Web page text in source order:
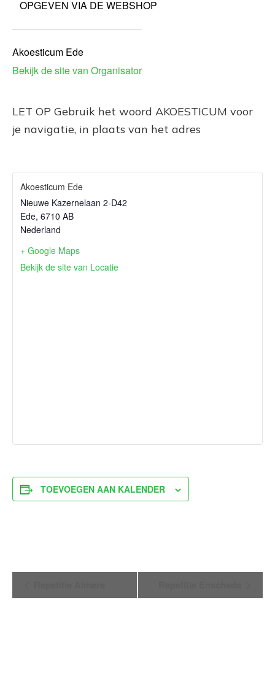
OPGEVEN VIA DE WEBSHOP
Akoesticum Ede
Bekijk de site van Organisator
LET OP Gebruik het woord AKOESTICUM voor
je navigatie, in plaats van het adres
Akoesticum Ede
Nieuwe Kazernelaan 2-D42
Ede, 6710 AB
Nederland
+ Google Maps
Bekijk de site van Locatie
TOEVOEGEN AAN KALENDER
Navigatie